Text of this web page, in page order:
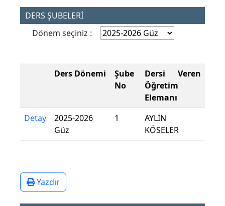
DERS ŞUBELERİ
Dönem seçiniz :
Ders Dönemi
Şube
No
Dersi Veren
Öğretim
Elemanı
Detay
2025-2026
Güz
1
AYLİN
KÖSELER
Yazdır